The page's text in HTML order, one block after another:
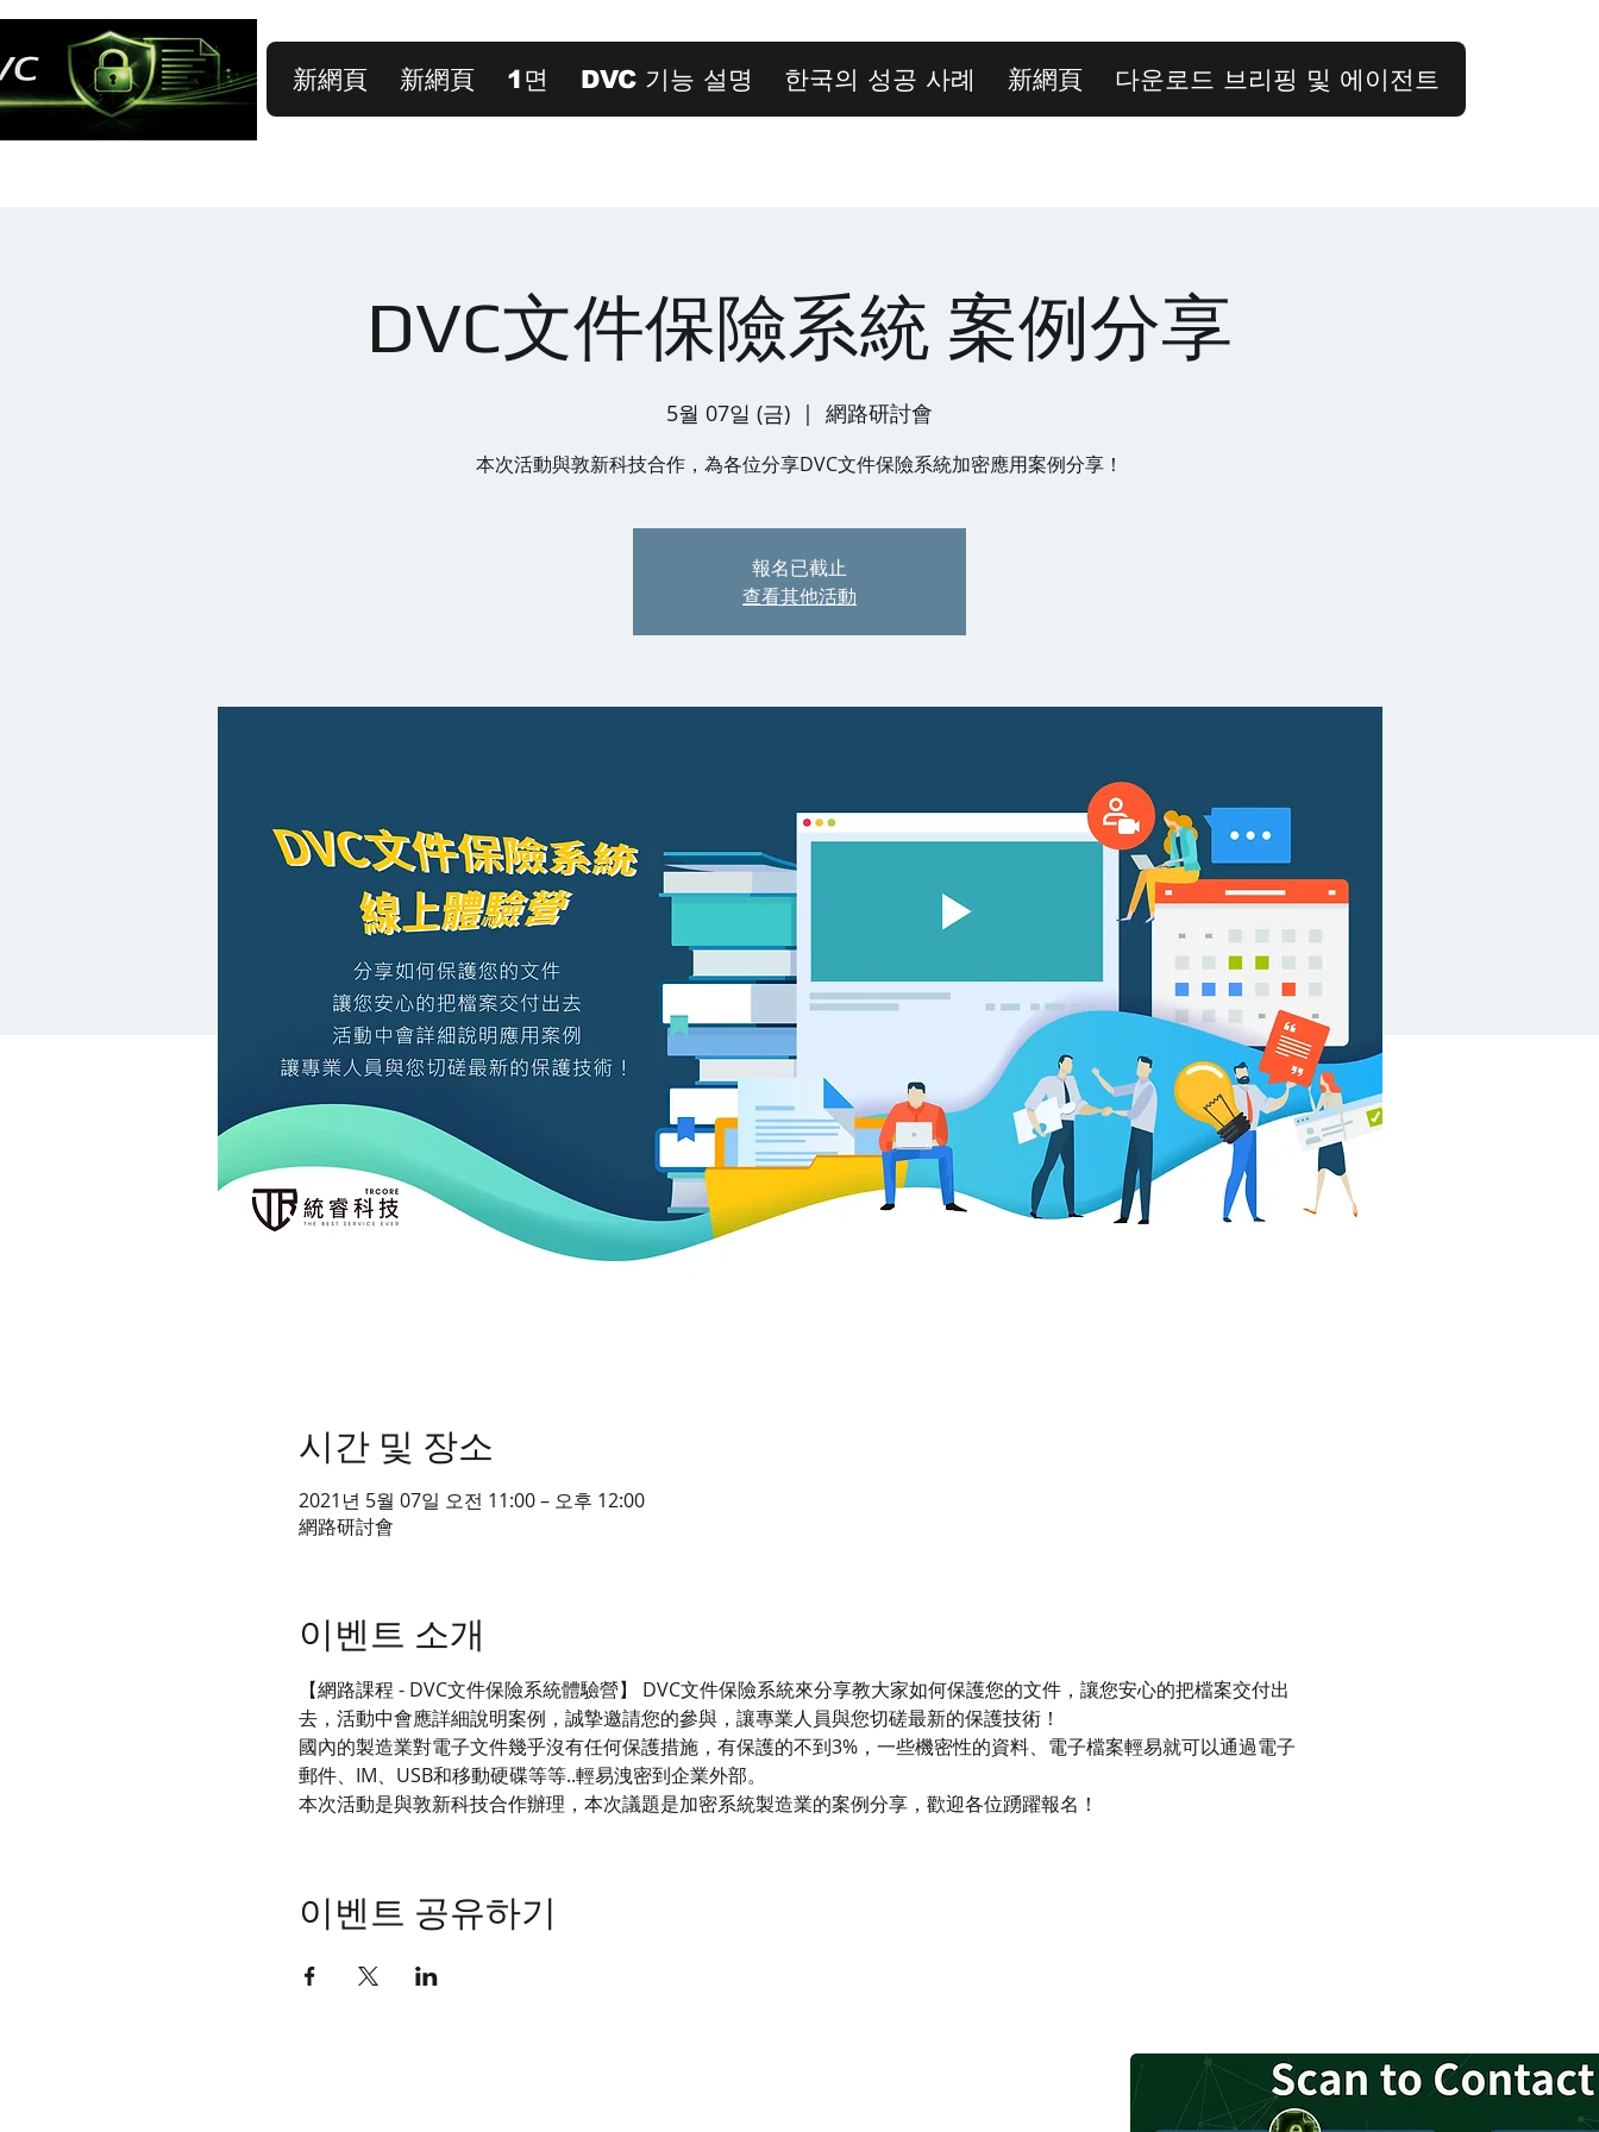
新網頁 新網頁 1면 DVC 기능 설명 한국의 성공 사례 新網頁 다운로드 브리핑 및 에이전트
DVC文件保險系統 案例分享
5월 07일 (금)
  |
網路研討會
本次活動與敦新科技合作，為各位分享DVC文件保險系統加密應用案例分享！
報名已截止
查看其他活動
시간 및 장소
2021년 5월 07일 오전 11:00 – 오후 12:00
網路研討會
이벤트 소개
【網路課程 - DVC文件保險系統體驗營】 DVC文件保險系統來分享教大家如何保護您的文件，讓您安心的把檔案交付出
去，活動中會應詳細說明案例，誠摯邀請您的參與，讓專業人員與您切磋最新的保護技術！
國內的製造業對電子文件幾乎沒有任何保護措施，有保護的不到3%，一些機密性的資料、電子檔案輕易就可以通過電子
郵件、IM、USB和移動硬碟等等..輕易洩密到企業外部。
本次活動是與敦新科技合作辦理，本次議題是加密系統製造業的案例分享，歡迎各位踴躍報名！
이벤트 공유하기